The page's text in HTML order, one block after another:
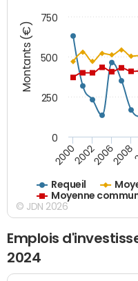
Montants (€)
Requeil
Moyenne
2000200220062008
0
250
500
750
© JDN 2026
Emplois
2024